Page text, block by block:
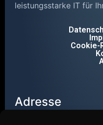
leistungsstarke IT für
Cookie-
Adresse